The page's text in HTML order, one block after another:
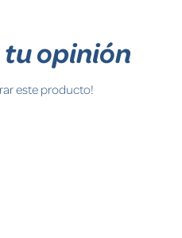
opinión
este producto!